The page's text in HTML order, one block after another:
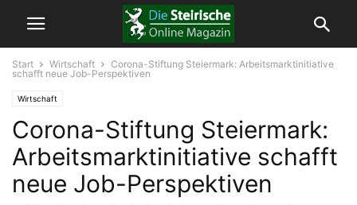
Start Wirtschaft
Corona-Stiftung Steiermark: Arbeitsmarktinitiative
schafft neue Job-Perspektiven
Wirtschaft
Corona-Stiftung Steiermark:
Arbeitsmarktinitiative schafft
neue Job-Perspektiven